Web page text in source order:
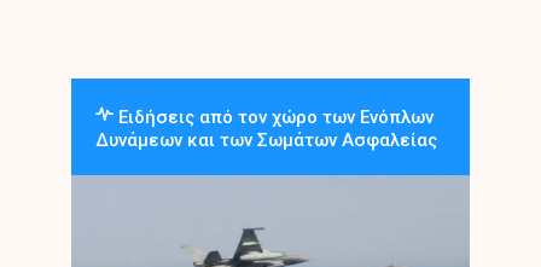
Ειδήσεις από τον χώρο των Ενόπλων
Δυνάμεων και των Σωμάτων Ασφαλείας